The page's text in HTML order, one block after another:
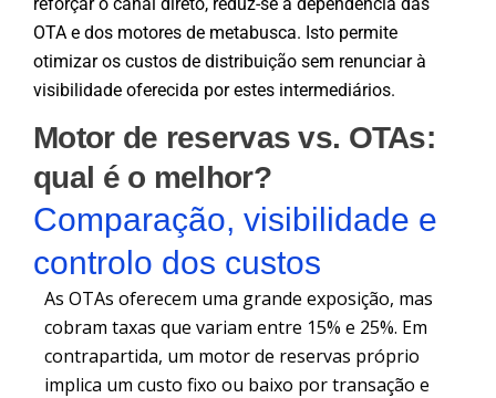
OTA e dos motores de metabusca. Isto permite
otimizar os custos de distribuição sem renunciar à
visibilidade oferecida por estes intermediários.
Motor de reservas vs. OTAs:
qual é o melhor?
Comparação, visibilidade e
controlo dos custos
As OTAs oferecem uma grande exposição, mas
cobram taxas que variam entre 15% e 25%. Em
contrapartida, um motor de reservas próprio
implica um custo fixo ou baixo por transação e